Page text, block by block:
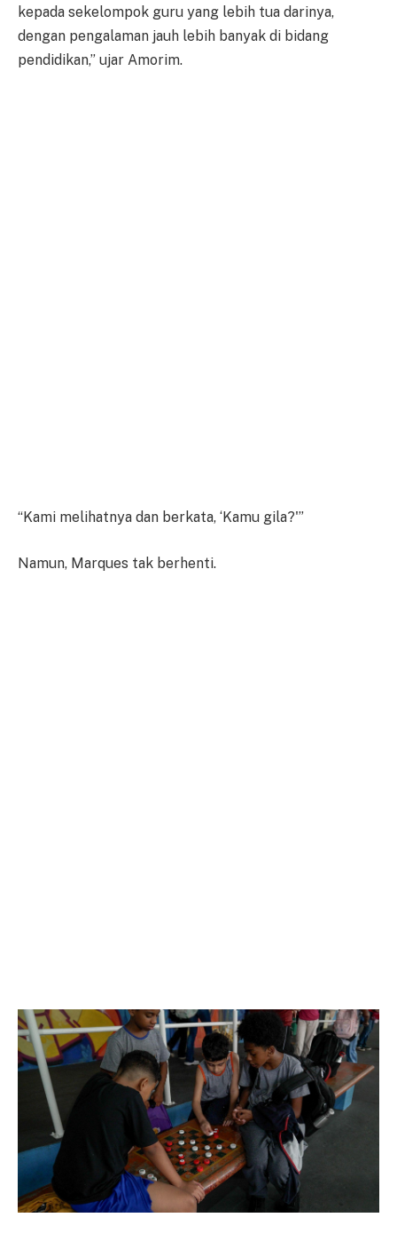
kepada sekelompok guru yang lebih tua darinya,
dengan pengalaman jauh lebih banyak di bidang
pendidikan,” ujar Amorim.
“Kami melihatnya dan berkata, ‘Kamu gila?'”
Namun, Marques tak berhenti.